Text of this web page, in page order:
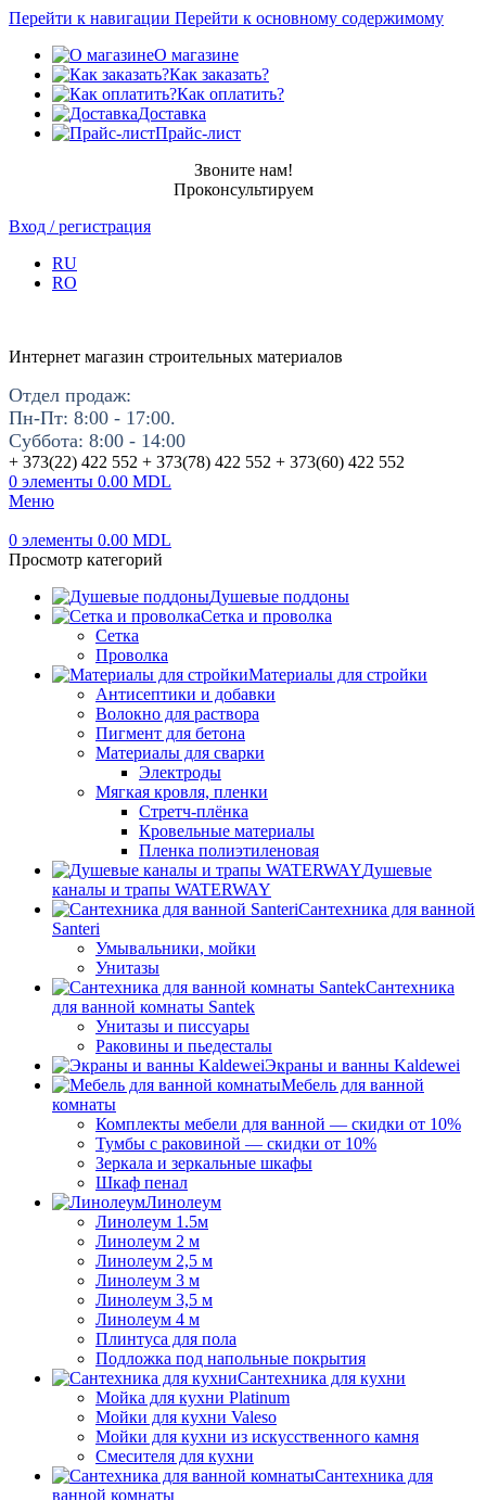
Перейти к навигации Перейти к основному содержимому
О магазине
Как заказать?
Как оплатить?
Доставка
Прайс-лист
Звоните нам!
Проконсультируем
Вход / регистрация
RU
RO
Интернет магазин строительных материалов
Отдел продаж:
Пн-Пт: 8:00 - 17:00.
Суббота: 8:00 - 14:00
+ 373(22) 422 552 + 373(78) 422 552 + 373(60) 422 552
0 элементы 0.00 MDL
Меню
0 элементы 0.00 MDL
Просмотр категорий
Душевые поддоны
Сетка и проволка
Сетка
Проволка
Материалы для стройки
Антисептики и добавки
Волокно для раствора
Пигмент для бетона
Материалы для сварки
Электроды
Мягкая кровля, пленки
Стретч-плёнка
Кровельные материалы
Пленка полиэтиленовая
Душевые
каналы и трапы WATERWAY
Сантехника для ванной
Santeri
Умывальники, мойки
Унитазы
Сантехника
для ванной комнаты Santek
Унитазы и писсуары
Раковины и пьедесталы
Экраны и ванны Kaldewei
Мебель для ванной
комнаты
Комплекты мебели для ванной — скидки от 10%
Тумбы с раковиной — скидки от 10%
Зеркала и зеркальные шкафы
Шкаф пенал
Линолеум
Линолеум 1.5м
Линолеум 2 м
Линолеум 2,5 м
Линолеум 3 м
Линолеум 3,5 м
Линолеум 4 м
Плинтуса для пола
Подложка под напольные покрытия
Сантехника для кухни
Мойка для кухни Platinum
Мойки для кухни Valeso
Мойки для кухни из искусственного камня
Смесителя для кухни
Сантехника для
ванной комнаты